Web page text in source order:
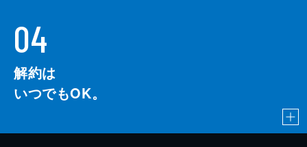
04
解約は
いつでもOK。